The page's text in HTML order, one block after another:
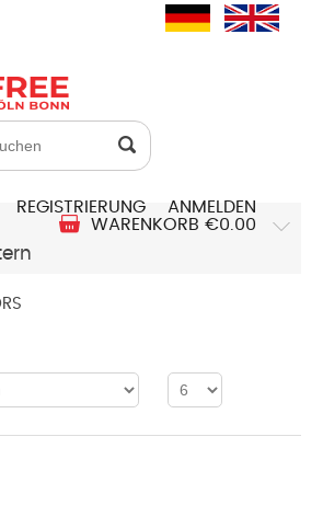
REGISTRIERUNG
ANMELDEN
WARENKORB €0.00